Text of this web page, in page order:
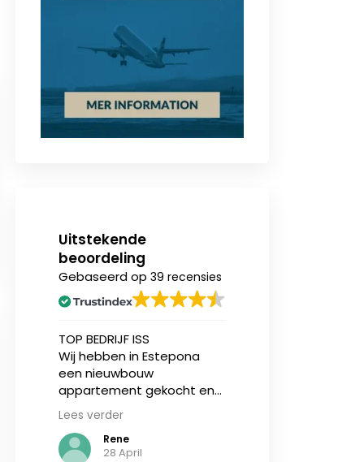
Uitstekende
beoordeling
Gebaseerd op 39 recensies
TOP BEDRIJF ISS
Wij hebben in Estepona
een nieuwbouw
appartement gekocht en
zijn geholpen door Jasper
en makelaar Stijn vd Kelen
van IIS, zij zijn zeer
gedreven en eerlijke
Lees verder
Rene
28 April